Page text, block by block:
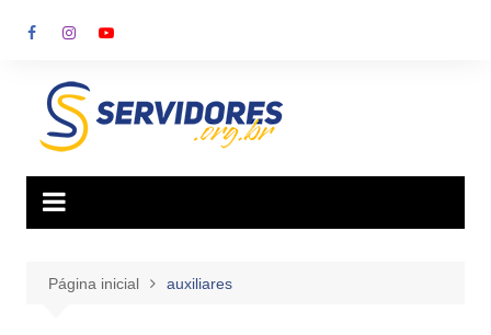
para
conteúdo
Página inicial auxiliares